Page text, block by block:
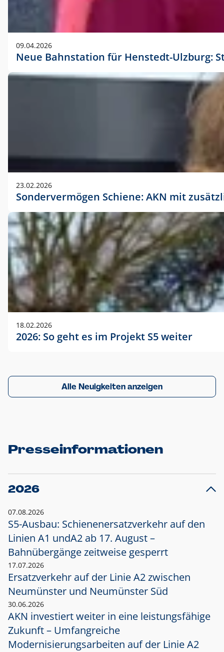
09.04.2026
Neue Bahnstation für Henstedt-Ulzburg:
23.02.2026
Sondervermögen Schiene: AKN mit
18.02.2026
2026: So geht es im Projekt S5 weiter
Alle Neuigkeiten anzeigen
Presseinformationen
2026
07.08.2026
S5-Ausbau: Schienenersatzverkehr auf den
Linien A1 undA2 ab 17. August –
Bahnübergänge zeitweise gesperrt
17.07.2026
Ersatzverkehr auf der Linie A2 zwischen
Neumünster und Neumünster Süd
30.06.2026
AKN investiert weiter in eine leistungsfähige
Zukunft – Umfangreiche
Modernisierungsarbeiten auf der Linie A2